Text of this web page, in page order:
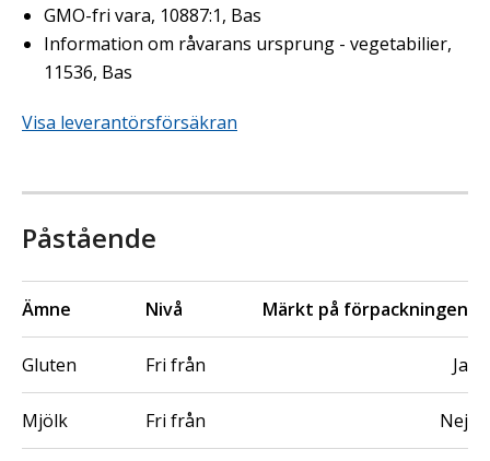
GMO-fri vara, 10887:1, Bas
Information om råvarans ursprung - vegetabilier,
11536, Bas
Visa leverantörsförsäkran
Påstående
Ämne Nivå Märkt på förpackningen
Gluten Fri från Ja
Mjölk Fri från Nej